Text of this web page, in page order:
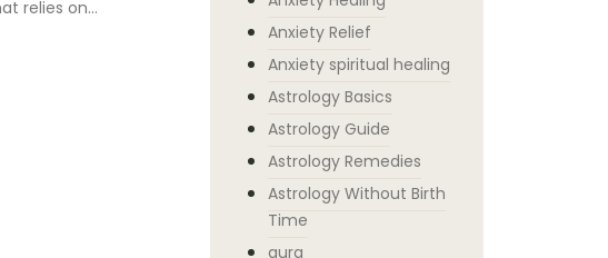
relies on...
Anxiety Relief
Anxiety spiritual healing
Astrology Basics
Astrology Guide
Astrology Remedies
Astrology Without Birth
Time
aura